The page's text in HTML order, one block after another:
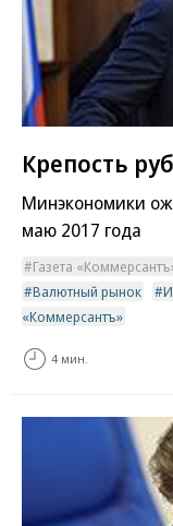
Крепость
Минэкономики
маю 2017 года
Газета
Валютный рынок
«Коммерсантъ»
4 мин.